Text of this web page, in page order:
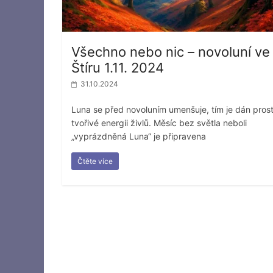
Všechno nebo nic – novoluní ve
Štíru 1.11. 2024
31.10.2024
Luna se před novoluním umenšuje, tím je dán
tvořivé energii živlů. Měsíc bez světla neboli
„vyprázdněná Luna“ je připravena
Čtěte více